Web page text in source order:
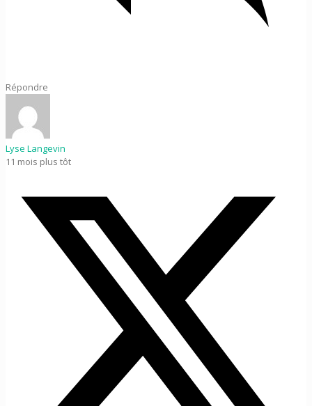
Répondre
Lyse Langevin
11 mois plus tôt